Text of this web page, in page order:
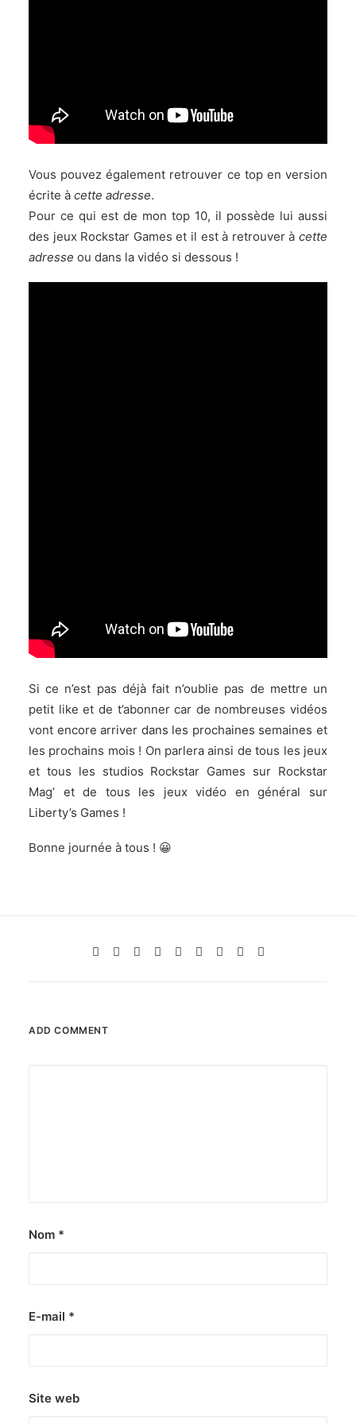
Vous pouvez également retrouver ce top en version
écrite à cette adresse.
Pour ce qui est de mon top 10, il possède lui aussi
des jeux Rockstar Games et il est à retrouver à cette
adresse ou dans la vidéo si dessous !
Si ce n’est pas déjà fait n’oublie pas de mettre un
petit like et de t’abonner car de nombreuses vidéos
vont encore arriver dans les prochaines semaines et
les prochains mois ! On parlera ainsi de tous les jeux
et tous les studios Rockstar Games sur Rockstar
Mag’ et de tous les jeux vidéo en général sur
Liberty’s Games !
Bonne journée à tous ! 😀
ADD COMMENT
Nom *
E-mail *
Site web